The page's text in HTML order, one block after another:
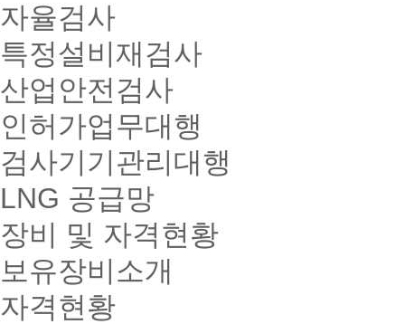
자율검사
특정설비재검사
산업안전검사
인허가업무대행
검사기기관리대행
LNG 공급망
장비 및 자격현황
보유장비소개
자격현황